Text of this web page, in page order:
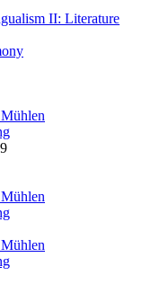
II: Literature